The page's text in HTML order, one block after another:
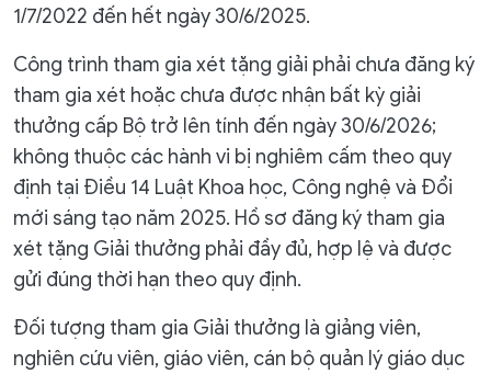
1/7/2022 đến hết ngày 30/6/2025.
Công trình tham gia xét tặng giải phải chưa đăng ký
tham gia xét hoặc chưa được nhận bất kỳ giải
thưởng cấp Bộ trở lên tính đến ngày 30/6/2026;
không thuộc các hành vi bị nghiêm cấm theo quy
định tại Điều 14 Luật Khoa học, Công nghệ và Đổi
mới sáng tạo năm 2025. Hồ sơ đăng ký tham gia
xét tặng Giải thưởng phải đầy đủ, hợp lệ và được
gửi đúng thời hạn theo quy định.
Đối tượng tham gia Giải thưởng là giảng viên,
nghiên cứu viên, giáo viên, cán bộ quản lý giáo dục